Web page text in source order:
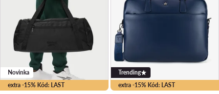
extra -15% Kód: LAST
Novinka
extra -15% Kód: LAST
Trending